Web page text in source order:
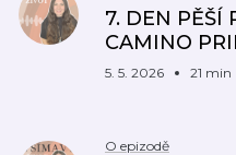
7. DEN PĚŠÍ
CAMINO
5. 5. 2026 21 min
O epizodě